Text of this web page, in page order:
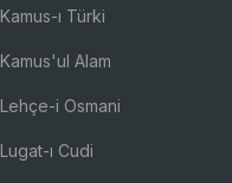
Kamus-ı Türki
Kamus'ul Alam
Lehçe-i Osmani
Lugat-ı Cudi